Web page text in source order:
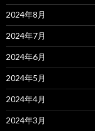
2024年8月
2024年7月
2024年6月
2024年5月
2024年4月
2024年3月